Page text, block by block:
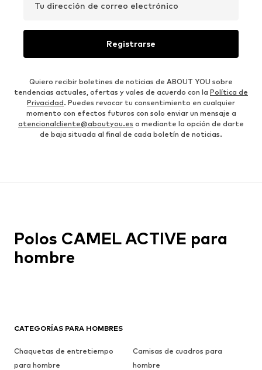
Tu dirección de correo electrónico
Registrarse
Quiero recibir boletines de noticias de ABOUT YOU sobre
tendencias actuales, ofertas y vales de acuerdo con la Política de
Privacidad. Puedes revocar tu consentimiento en cualquier
momento con efectos futuros con solo enviar un mensaje a
atencionalcliente@aboutyou.es o mediante la opción de darte
de baja situada al final de cada boletín de noticias.
CATEGORÍAS PARA HOMBRES
Chaquetas de entretiempo
para hombre
Camisas de cuadros para
hombre
Polos CAMEL ACTIVE para
hombre